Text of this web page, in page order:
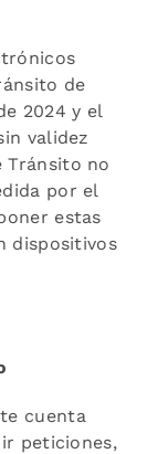
de
2024 y el
validez
Tránsito no
por el
estas
dispositivos
cuenta
peticiones,